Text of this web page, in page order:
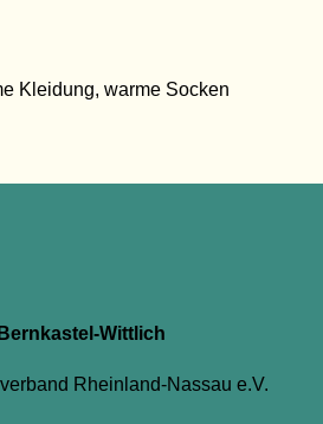
Kleidung, warme Socken
Wittlich
Rheinland-Nassau e.V.